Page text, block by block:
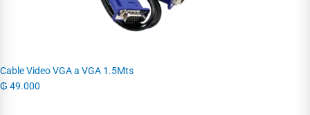
Cable Video VGA a VGA 1.5Mts
₲ 49.000